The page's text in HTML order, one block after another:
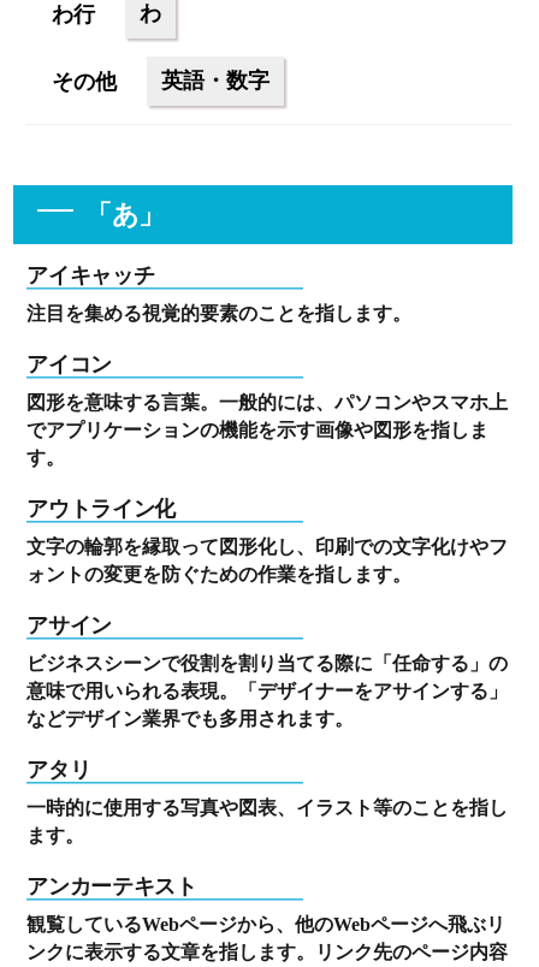
わ行 わ
その他 英語・数字
「あ」
アイキャッチ
注目を集める視覚的要素のことを指します。
アイコン
図形を意味する言葉。一般的には、パソコンやスマホ上
でアプリケーションの機能を示す画像や図形を指しま
す。
アウトライン化
文字の輪郭を縁取って図形化し、印刷での文字化けやフ
ォントの変更を防ぐための作業を指します。
アサイン
ビジネスシーンで役割を割り当てる際に「任命する」の
意味で用いられる表現。「デザイナーをアサインする」
などデザイン業界でも多用されます。
アタリ
一時的に使用する写真や図表、イラスト等のことを指し
ます。
アンカーテキスト
観覧しているWebページから、他のWebページへ飛ぶリ
ンクに表示する文章を指します。リンク先のページ内容